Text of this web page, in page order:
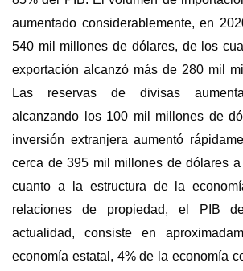
aumentado considerablemente, en
540 mil millones de dólares, de los
exportación alcanzó más de 280 mil
Las reservas de divisas
alcanzando los 100 mil millones de
inversión extranjera aumentó
cerca de 395 mil millones de dólares
cuanto a la estructura de la
relaciones de propiedad, el PIB
actualidad, consiste en
economía estatal, 4% de la economía